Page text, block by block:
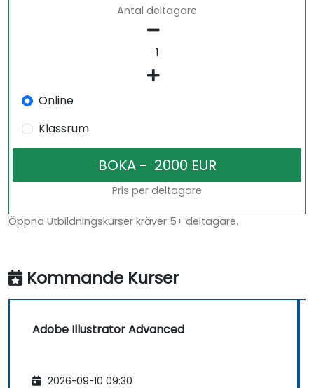
Antal deltagare
Online
Klassrum
Pris per deltagare
Öppna Utbildningskurser kräver 5+ deltagare.
Kommande Kurser
Adobe Illustrator Advanced
2026-09-10 09:30